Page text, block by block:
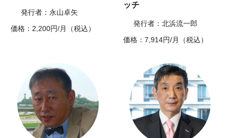
発行者：永山卓矢
価格：2,200円/月（税込）
ッチ
発行者：北浜流一郎
価格：7,914円/月（税込）